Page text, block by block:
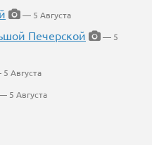
— 5 Августа
Печерской
— 5
Августа
5 Августа